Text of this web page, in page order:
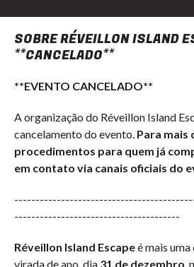
SOBRE RÉVEILLON ISLAND
**CANCELADO**
**EVENTO CANCELADO**
A organização do Réveillon Island
cancelamento do evento. Para mais
procedimentos para quem já
em contato via canais oficiais do
---------------------------------------
Réveillon Island Escapeé mais uma
virada de ano, dia 31 de dezembro,